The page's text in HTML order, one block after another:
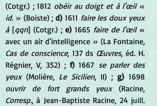
(Cotgr.) ; 1812 obéir au doigt et à l'œil
id. » (Boiste) ; d) 1611 faire les doux yeux
à [qqn] (Cotgr.) ; e) 1665 faire de l'œil «
Cas de conscience, 137 ds Œuvres, éd. H.
Régnier, V, 352) ; f) 1667 se parler des
yeux (Molière, Le Sicilien, II) ; g)
ouvrir de fort grands yeux
Corresp., à Jean-Baptiste Racine, 24 juill.